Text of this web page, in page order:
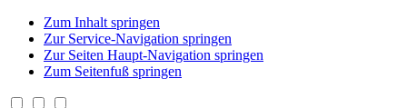
Zum Inhalt springen
Zur Service-Navigation springen
Zur Seiten Haupt-Navigation springen
Zum Seitenfuß springen